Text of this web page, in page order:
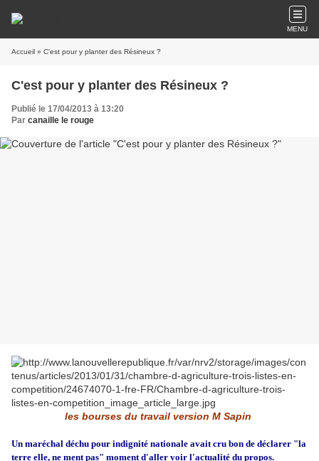
MENU
Accueil » C'est pour y planter des Résineux ?
C'est pour y planter des Résineux ?
Publié le 17/04/2013 à 13:20
Par canaille le rouge
les bourses du travail version M Sapin
Un maréchal déchu pour indignité nationale avait cru bon de déclarer "la
terre elle, ne ment pas" moment d'aller voir l'actualité du propos.